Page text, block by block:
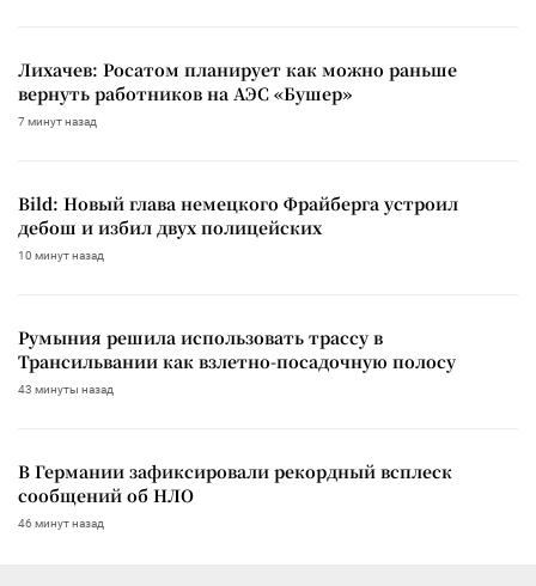
Лихачев: Росатом планирует как можно раньше
вернуть работников на АЭС «Бушер»
7 минут назад
Bild: Новый глава немецкого Фрайберга устроил
дебош и избил двух полицейских
10 минут назад
Румыния решила использовать трассу в
Трансильвании как взлетно-посадочную полосу
43 минуты назад
В Германии зафиксировали рекордный всплеск
сообщений об НЛО
46 минут назад